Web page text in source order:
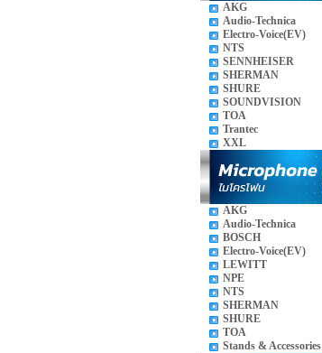
AKG
Audio-Technica
Electro-Voice(EV)
NTS
SENNHEISER
SHERMAN
SHURE
SOUNDVISION
TOA
Trantec
XXL
AKG
Audio-Technica
BOSCH
Electro-Voice(EV)
LEWITT
NPE
NTS
SHERMAN
SHURE
TOA
Stands & Accessories